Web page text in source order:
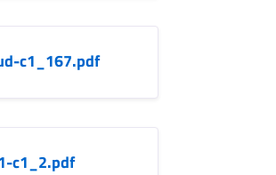
c1_167.pdf
c1_2.pdf